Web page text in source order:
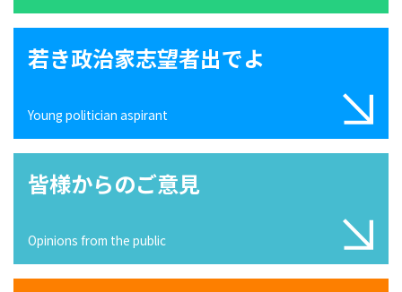
若き政治家志望者出でよ
Young politician aspirant
皆様からのご意見
Opinions from the public